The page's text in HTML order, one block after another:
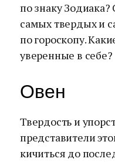
по знаку Зодиака?
самых твердых и
по гороскопу.
уверенные в себе?
Овен
Твердость и
представители
кичиться до